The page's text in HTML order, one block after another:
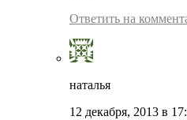
Ответить на
наталья
12 декабря, 2013 в